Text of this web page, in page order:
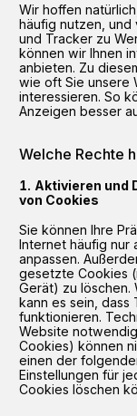
Wir hoffen
häufig nutzen, und
und Tracker zu
können wir Ihnen
anbieten. Zu
wie oft Sie unsere
interessieren. So
Anzeigen besser
Welche Rechte
Aktivieren und
von Cookies
Sie können Ihre
Internet häufig nur
anpassen.
gesetzte Cookies
Gerät) zu löschen.
kann es sein, dass
funktionieren.
Website
Cookies) können
einen der
Einstellungen für
Cookies löschen